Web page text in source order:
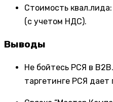
Стоимость
(с учетом НДС).
Выводы
Не бойтесь РСЯ в
таргетинге РСЯ дает